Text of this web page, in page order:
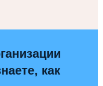
как